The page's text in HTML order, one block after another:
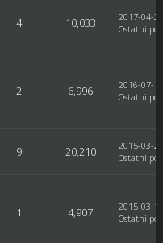
4 10,033
2017-04-
Ostatni
2 6,996
2016-07-
Ostatni
9 20,210
2015-03-
Ostatni
1 4,907
2015-03-
Ostatni